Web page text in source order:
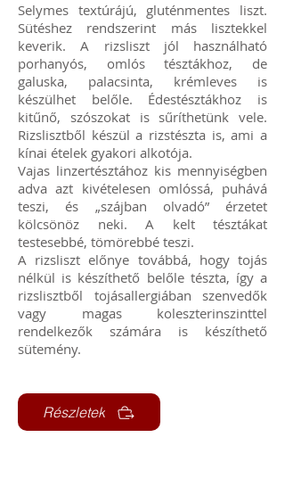
Selymes textúrájú, gluténmentes liszt.
Sütéshez rendszerint más lisztekkel
keverik. A rizsliszt jól használható
porhanyós, omlós tésztákhoz, de
galuska, palacsinta, krémleves is
készülhet belőle. Édestésztákhoz is
kitűnő, szószokat is sűríthetünk vele.
Rizslisztből készül a rizstészta is, ami a
kínai ételek gyakori alkotója.
Vajas linzertésztához kis mennyiségben
adva azt kivételesen omlóssá, puhává
teszi, és „szájban olvadó” érzetet
kölcsönöz neki. A kelt tésztákat
testesebbé, tömörebbé teszi.
A rizsliszt előnye továbbá, hogy tojás
nélkül is készíthető belőle tészta, így a
rizslisztből tojásallergiában szenvedők
vagy magas koleszterinszinttel
rendelkezők számára is készíthető
sütemény.
Részletek